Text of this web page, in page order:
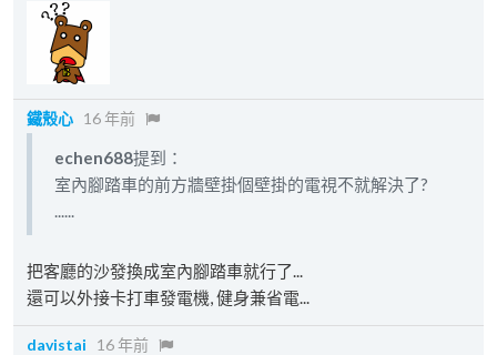
鐵殼心 16 年前
echen688提到：
室內腳踏車的前方牆壁掛個壁掛的電視不就解決了?
......
把客廳的沙發換成室內腳踏車就行了...
還可以外接卡打車發電機, 健身兼省電...
davistai 16 年前